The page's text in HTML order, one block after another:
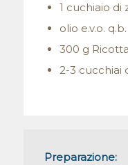
1 cuchiaio di
olio e.v.o. q.b.
300 g
2-3 cucchiai
Preparazione: